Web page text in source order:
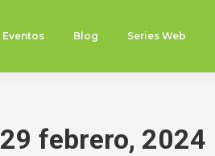
Eventos Blog Series Web
29 febrero, 2024